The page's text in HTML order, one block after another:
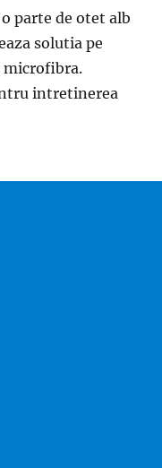
parte de otet alb
solutia pe
microfibra.
intretinerea